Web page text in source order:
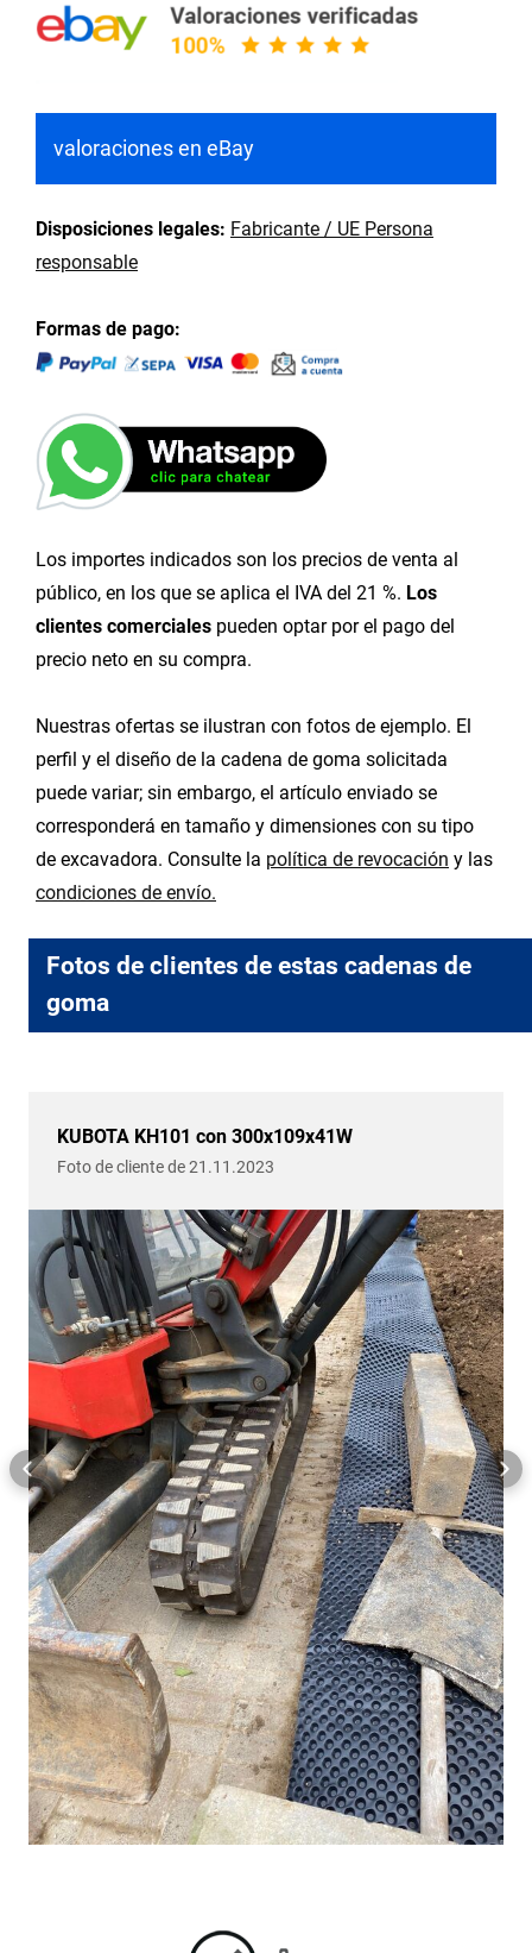
valoraciones en eBay
Disposiciones legales: Fabricante / UE Persona
responsable
Formas de pago:
Los importes indicados son los precios de venta al
público, en los que se aplica el IVA del 21 %. Los
clientes comerciales pueden optar por el pago del
precio neto en su compra.
Nuestras ofertas se ilustran con fotos de ejemplo. El
perfil y el diseño de la cadena de goma solicitada
puede variar; sin embargo, el artículo enviado se
corresponderá en tamaño y dimensiones con su tipo
de excavadora. Consulte la política de revocación y las
condiciones de envío.
Fotos de clientes de estas cadenas de
goma
KUBOTA KH101 con 300x109x41W
Foto de cliente de 21.11.2023